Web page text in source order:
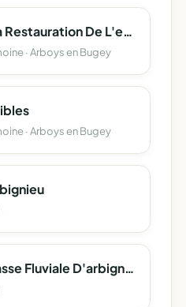
Association Pour La Restauration De L'eglise Saint Etienne D'arbignieu - (Aresea)
· Arboys en Bugey
· Arboys en Bugey
Association De Chasse Fluviale D'arbignieu